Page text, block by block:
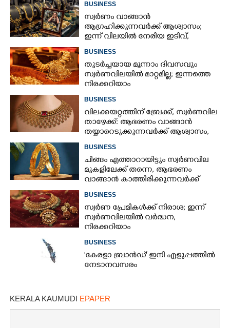
BUSINESS
സ്വർണം വാങ്ങാൻ
ആഗ്രഹിക്കുന്നവർക്ക് ആശ്വാസം;
ഇന്ന് വിലയിൽ നേരിയ ഇടിവ്,
BUSINESS
തുടർച്ചയായ മൂന്നാം ദിവസവും
സ്വർണവിലയിൽ മാറ്റമില്ല; ഇന്നത്തെ
നിരക്കറിയാം
BUSINESS
വിലക്കയറ്റത്തിന് ബ്രേക്ക്, സ്വർണവില
താഴേക്ക്: ആഭരണം വാങ്ങാൻ
തയ്യാറെടുക്കുന്നവർക്ക് ആശ്വാസം,
BUSINESS
ചിങ്ങം എത്താറായിട്ടും സ്വർണവില
മുകളിലേക്ക് തന്നെ,​ ആഭരണം
വാങ്ങാൻ കാത്തിരിക്കുന്നവർക്ക്
BUSINESS
സ്വർണ പ്രേമികൾക്ക് നിരാശ; ഇന്ന്
സ്വർണവിലയിൽ വർദ്ധന,
നിരക്കറിയാം
BUSINESS
"കേരളാ ബ്രാൻഡ്" ഇനി എളുപ്പത്തിൽ
നേടാനവസരം
KERALA KAUMUDI EPAPER